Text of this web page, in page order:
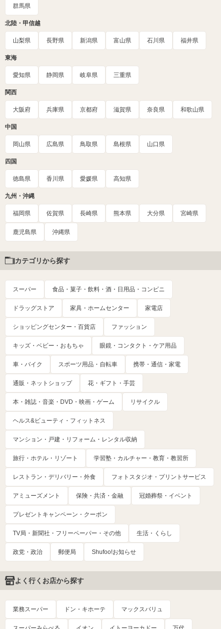
群馬県
北陸・甲信越
山梨県 長野県 新潟県 富山県 石川県 福井県
東海
愛知県 静岡県 岐阜県 三重県
関西
大阪府 兵庫県 京都府 滋賀県 奈良県 和歌山県
中国
岡山県 広島県 鳥取県 島根県 山口県
四国
徳島県 香川県 愛媛県 高知県
九州・沖縄
福岡県 佐賀県 長崎県 熊本県 大分県 宮崎県
鹿児島県 沖縄県
カテゴリから探す
スーパー 食品・菓子・飲料・酒・日用品・コンビニ
ドラッグストア 家具・ホームセンター 家電店
ショッピングセンター・百貨店 ファッション
キッズ・ベビー・おもちゃ 眼鏡・コンタクト・ケア用品
車・バイク スポーツ用品・自転車 携帯・通信・家電
通販・ネットショップ 花・ギフト・手芸
本・雑誌・音楽・DVD・映画・ゲーム リサイクル
ヘルス&ビューティ・フィットネス
マンション・戸建・リフォーム・レンタル収納
旅行・ホテル・リゾート 学習塾・カルチャー・教育・教習所
レストラン・デリバリー・外食 フォトスタジオ・プリントサービス
アミューズメント 保険・共済・金融 冠婚葬祭・イベント
プレゼントキャンペーン・クーポン
TV局・新聞社・フリーペーパー・その他 生活・くらし
政党・政治 郵便局 Shufoo!お知らせ
よく行くお店から探す
業務スーパー ドン・キホーテ マックスバリュ